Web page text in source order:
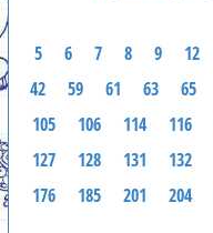
5 6 7 8 9 12
42
59 61 63 65
105
106 114 116
127
128 131 132
176
185 201 204